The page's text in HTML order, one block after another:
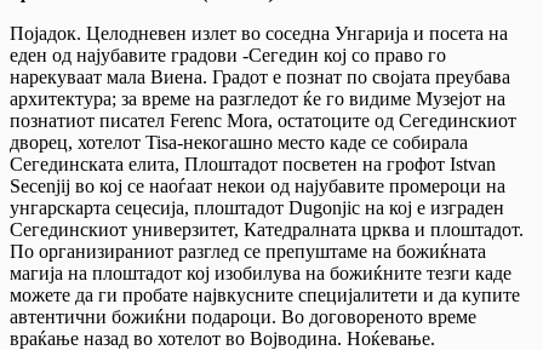
Појадок. Целодневен излет во соседна Унгарија и посета на
еден од најубавите градови -Сегедин кој со право го
нарекуваат мала Виена. Градот е познат по својата преубава
архитектура; за време на разгледот ќе го видиме Музејот на
познатиот писател Ferenc Mora, остатоците од Сегединскиот
дворец, хотелот Tisa-некогашно место каде се собирала
Сегединската елита, Плоштадот посветен на грофот Istvan
Secenјij во кој се наоѓаат некои од најубавите промероци на
унгарскарта сецесија, плоштадот Dugonjic на кој е изграден
Сегединскиот универзитет, Катедралната црква и плоштадот.
По организираниот разглед се препуштаме на божиќната
магија на плоштадот кој изобилува на божиќните тезги каде
можете да ги пробате највкусните специјалитети и да купите
автентични божиќни подароци. Во договореното време
враќање назад во хотелот во Војводина. Ноќевање.